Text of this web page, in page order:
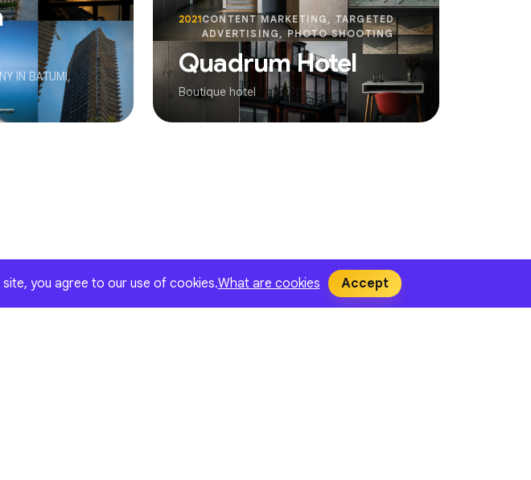
IN BATUMI,
2021CONTENT MARKETING, TARGETED
ADVERTISING, PHOTO SHOOTING
Quadrum Hotel
Boutique hotel
you agree to our use of cookies.What are cookies Accept